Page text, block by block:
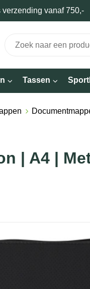
verzending vanaf 750,-
Tassen
| A4 |